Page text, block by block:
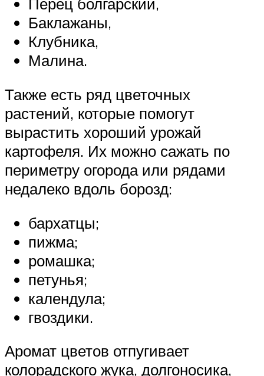
Перец болгарский,
Баклажаны,
Клубника,
Малина.
Также есть ряд цветочных
растений, которые помогут
вырастить хороший урожай
картофеля. Их можно сажать по
периметру огорода или рядами
недалеко вдоль борозд:
бархатцы;
пижма;
ромашка;
петунья;
календула;
гвоздики.
Аромат цветов отпугивает
колорадского жука, долгоносика,